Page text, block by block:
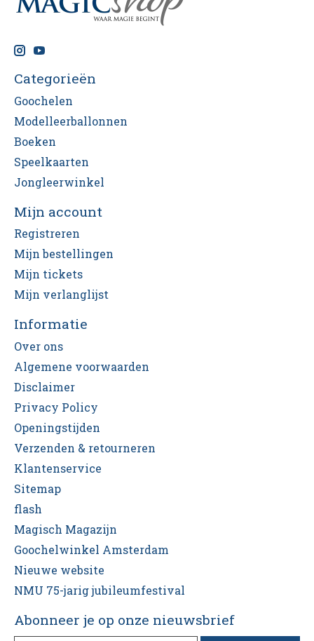
Categorieën
Goochelen
Modelleerballonnen
Boeken
Speelkaarten
Jongleerwinkel
Mijn account
Registreren
Mijn bestellingen
Mijn tickets
Mijn verlanglijst
Informatie
Over ons
Algemene voorwaarden
Disclaimer
Privacy Policy
Openingstijden
Verzenden & retourneren
Klantenservice
Sitemap
flash
Magisch Magazijn
Goochelwinkel Amsterdam
Nieuwe website
NMU 75-jarig jubileumfestival
Abonneer je op onze nieuwsbrief